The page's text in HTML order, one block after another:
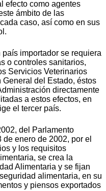
efecto como agentes
ámbito de las
caso, así como en sus
importador se requiera
o controles sanitarios,
Servicios Veterinarios
del Estado, éstos
directamente
a estos efectos, en
el tercer país.
del Parlamento
enero de 2002, por el
y los requisitos
se crea la
Alimentaria y se fijan
alimentaria, en su
y piensos exportados